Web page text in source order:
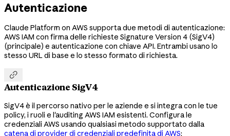
Autenticazione
Claude Platform on AWS supporta due metodi di autenticazione:
AWS IAM con firma delle richieste Signature Version 4 (SigV4)
(principale) e autenticazione con chiave API. Entrambi usano lo
stesso URL di base e lo stesso formato di richiesta.

Autenticazione SigV4
SigV4 è il percorso nativo per le aziende e si integra con le tue
policy, i ruoli e l'auditing AWS IAM esistenti. Configura le
credenziali AWS usando qualsiasi metodo supportato dalla
catena di provider di credenziali predefinita di AWS: